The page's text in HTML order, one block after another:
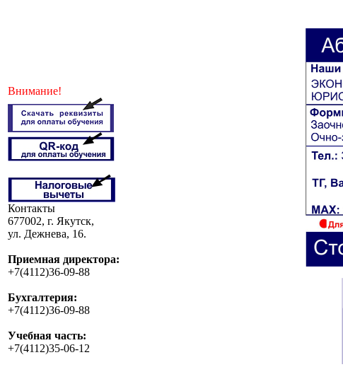
Внимание!
Контакты
677002, г. Якутск,
ул. Дежнева, 16.
Приемная директора:
+7(4112)36-09-88
Бухгалтерия:
+7(4112)36-09-88
Учебная часть:
+7(4112)35-06-12